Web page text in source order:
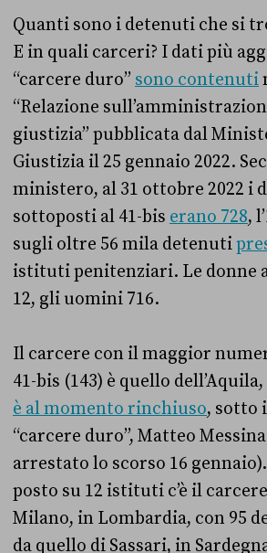
Quanti sono i detenuti che si
E in quali carceri? I dati più
“carcere duro” sono contenuti
“Relazione
giustizia” pubblicata dal
Giustizia il 25 gennaio 2022.
ministero, al 31 ottobre 2022 i
sottoposti al 41-bis erano 728,
sugli oltre 56 mila detenuti
istituti penitenziari. Le donne
12, gli uomini 716.
Il carcere con il maggior
41-bis (143) è quello
è al momento rinchiuso, sotto
“carcere duro”, Matteo
arrestato lo scorso 16
posto su 12 istituti c’è il
Milano, in Lombardia, con 95
da quello di Sassari, in